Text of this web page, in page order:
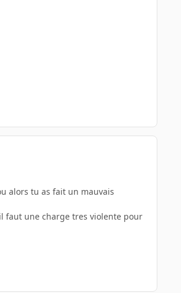
alors tu as fait un mauvais
faut une charge tres violente pour